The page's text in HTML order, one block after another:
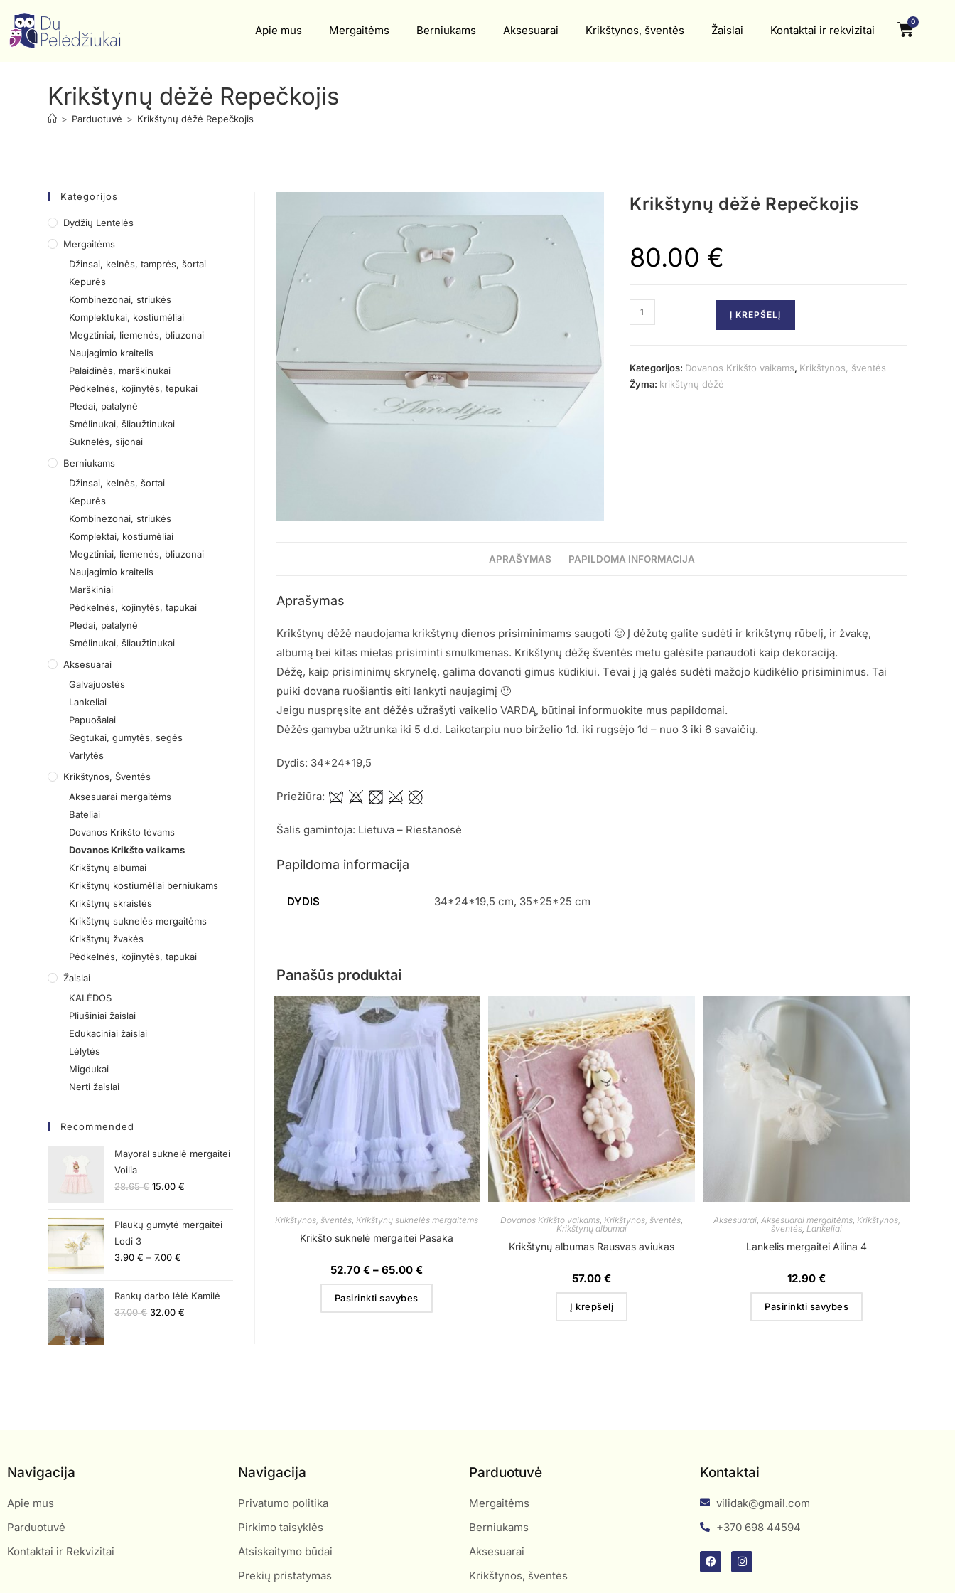
Apie mus Mergaitėms Berniukams Aksesuarai Krikštynos, šventės Žaislai Kontaktai ir rekvizitai
0
Krikštynų dėžė Repečkojis
> Parduotuvė > Krikštynų dėžė Repečkojis
Krikštynų dėžė Repečkojis
80.00 €
Į KREPŠELĮ
Kategorijos: Dovanos Krikšto vaikams, Krikštynos, šventės
Žyma: krikštynų dėžė
APRAŠYMAS PAPILDOMA INFORMACIJA
Aprašymas
Krikštynų dėžė naudojama krikštynų dienos prisiminimams saugoti 🙂 Į dėžutę galite sudėti ir krikštynų rūbelį, ir žvakę,
albumą bei kitas mielas prisiminti smulkmenas. Krikštynų dėžę šventės metu galėsite panaudoti kaip dekoraciją.
Dėžę, kaip prisiminimų skrynelę, galima dovanoti gimus kūdikiui. Tėvai į ją galės sudėti mažojo kūdikėlio prisiminimus. Tai
puiki dovana ruošiantis eiti lankyti naujagimį 🙂
Jeigu nuspręsite ant dėžės užrašyti vaikelio VARDĄ, būtinai informuokite mus papildomai.
Dėžės gamyba užtrunka iki 5 d.d. Laikotarpiu nuo birželio 1d. iki rugsėjo 1d – nuo 3 iki 6 savaičių.
Dydis: 34*24*19,5
Priežiūra:
Šalis gamintoja: Lietuva – Riestanosė
Papildoma informacija
DYDIS 34*24*19,5 cm, 35*25*25 cm
Panašūs produktai
Krikštynos, šventės, Krikštynų suknelės mergaitėms
Krikšto suknelė mergaitei Pasaka
52.70 € – 65.00 €
Pasirinkti savybes
Dovanos Krikšto vaikams Krikštynos, šventės
Krikštynų albumai
Krikštynų albumas Rausvas aviukas
57.00€
Į krepšelį
Aksesuarai, Aksesuarai mergaitėms, Krikštynos,
šventės Lankeliai
Lankelis mergaitei Ailina 4
12.90€
Pasirinkti savybes
Kategorijos
Dydžių Lentelės
Mergaitėms
Džinsai, kelnės, tamprės, šortai
Kepurės
Kombinezonai, striukės
Komplektukai, kostiumėliai
Megztiniai, liemenės, bliuzonai
Naujagimio kraitelis
Palaidinės, marškinukai
Pėdkelnės, kojinytės, tepukai
Pledai, patalynė
Smėlinukai, šliaužtinukai
Suknelės, sijonai
Berniukams
Džinsai, kelnės, šortai
Kepurės
Kombinezonai, striukės
Komplektai, kostiumėliai
Megztiniai, liemenės, bliuzonai
Naujagimio kraitelis
Marškiniai
Pėdkelnės, kojinytės, tapukai
Pledai, patalynė
Smėlinukai, šliaužtinukai
Aksesuarai
Galvajuostės
Lankeliai
Papuošalai
Segtukai, gumytės, segės
Varlytės
Krikštynos, Šventės
Aksesuarai mergaitėms
Bateliai
Dovanos Krikšto tėvams
Dovanos Krikšto vaikams
Krikštynų albumai
Krikštynų kostiumėliai berniukams
Krikštynų skraistės
Krikštynų suknelės mergaitėms
Krikštynų žvakės
Pėdkelnės, kojinytės, tapukai
Žaislai
KALĖDOS
Pliušiniai žaislai
Edukaciniai žaislai
Lėlytės
Migdukai
Nerti žaislai
Recommended
Mayoral suknelė mergaitei
Voilia
28.65€ 15.00€
Plaukų gumytė mergaitei
Lodi 3
3.90€ – 7.00€
Rankų darbo lėlė Kamilė
37.00€ 32.00€
Navigacija
Apie mus
Parduotuvė
Kontaktai ir Rekvizitai
Navigacija
Privatumo politika
Pirkimo taisyklės
Atsiskaitymo būdai
Prekių pristatymas
Parduotuvė
Mergaitėms
Berniukams
Aksesuarai
Krikštynos, šventės
Kontaktai
vilidak@gmail.com
+370 698 44594